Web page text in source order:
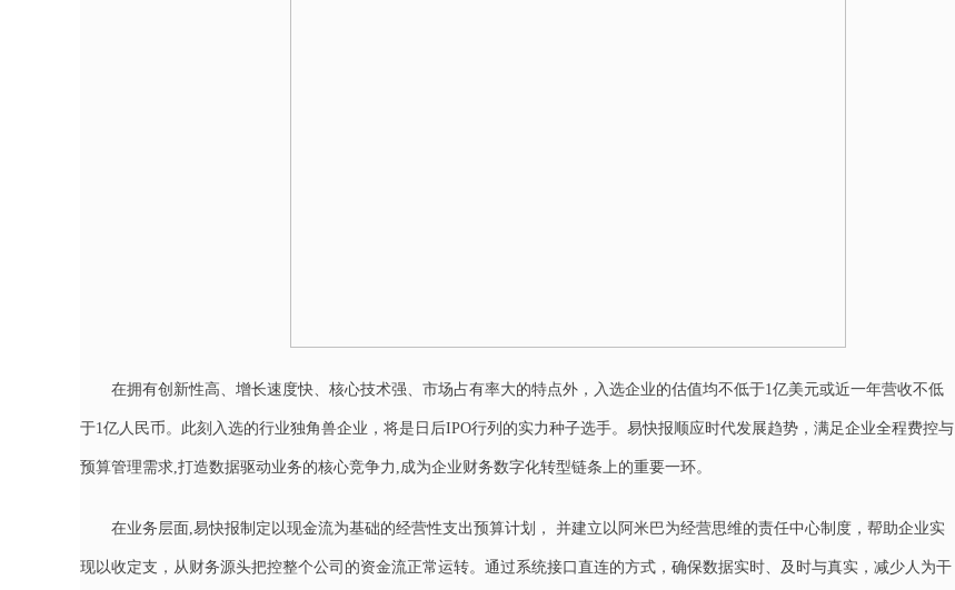
在拥有创新性高、增长速度快、核心技术强、市场占有率大的特点外，入选企业的估值均不低于1亿美元或近一年营收不低
于1亿人民币。此刻入选的行业独角兽企业，将是日后IPO行列的实力种子选手。易快报顺应时代发展趋势，满足企业全程费控与
预算管理需求,打造数据驱动业务的核心竞争力,成为企业财务数字化转型链条上的重要一环。
在业务层面,易快报制定以现金流为基础的经营性支出预算计划， 并建立以阿米巴为经营思维的责任中心制度，帮助企业实
现以收定支，从财务源头把控整个公司的资金流正常运转。通过系统接口直连的方式，确保数据实时、及时与真实，减少人为干